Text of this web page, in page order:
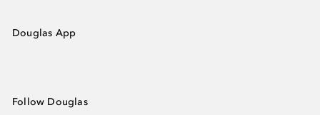
Douglas App
Follow Douglas